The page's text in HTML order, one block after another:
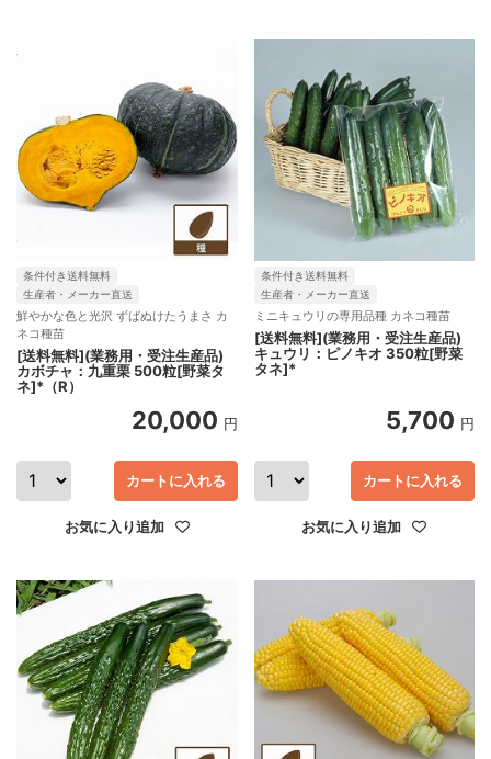
条件付き送料無料
生産者・メーカー直送
鮮やかな色と光沢 ずばぬけたうまさ カ
ネコ種苗
[送料無料](業務用・受注生産品)
カボチャ：九重栗 500粒[野菜タ
ネ]*（R）
20,000 円
カートに入れる
お気に入り追加
条件付き送料無料
生産者・メーカー直送
ミニキュウリの専用品種 カネコ種苗
[送料無料](業務用・受注生産品)
キュウリ：ピノキオ 350粒[野菜
タネ]*
5,700 円
カートに入れる
お気に入り追加